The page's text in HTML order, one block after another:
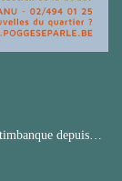
depuis…